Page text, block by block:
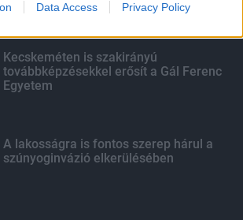
Data Access Privacy Policy
Kecskeméten is szakirányú
továbbképzésekkel erősít a Gál Ferenc
Egyetem
A lakosságra is fontos szerep hárul a
szúnyoginvázió elkerülésében